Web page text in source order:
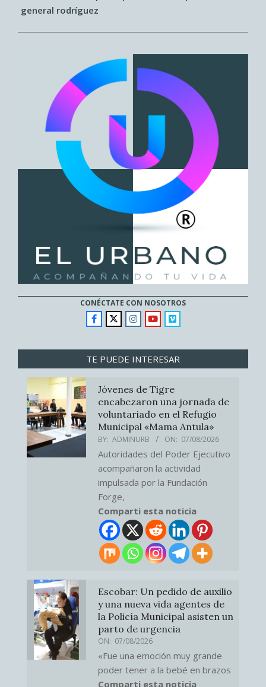
general rodríguez
CONÉCTATE CON NOSOTROS
TE PUEDE INTERESAR
Jóvenes de Tigre
encabezaron una jornada de
voluntariado en el Refugio
Municipal «Mama Antula»
BY: ADMINURB ON: 07/08/2026
Autoridades del Poder Ejecutivo
acompañaron la actividad
impulsada por la Fundación
Forge,
Comparti esta noticia
Escobar: Un pedido de auxilio
y una nueva vida agentes de
la Policía Municipal asisten un
parto de urgencia
ON: 07/08/2026
«Fue una emoción muy grande
poder tener a la bebé en brazos
Comparti esta noticia